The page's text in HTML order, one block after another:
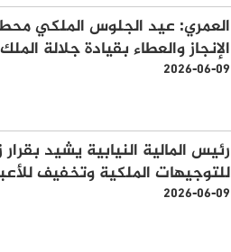
العمري: عيد الجلوس الملكي
الإنجاز والعطاء بقيادة جلالة الملك
2026-06-09
رئيس المالية النيابية يشيد
للتوجيهات الملكية وتخفيف
2026-06-09